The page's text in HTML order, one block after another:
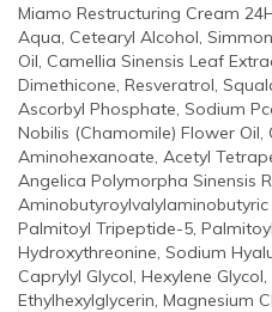
Miamo Restructuring Cream
Aqua, Cetearyl Alcohol,
Oil, Camellia Sinensis Leaf
Dimethicone, Resveratrol,
Ascorbyl Phosphate, Sodium
Nobilis (Chamomile) Flower Oil,
Aminohexanoate, Acetyl
Angelica Polymorpha Sinensis
Palmitoyl Tripeptide-5,
Hydroxythreonine, Sodium
Caprylyl Glycol, Hexylene
Ethylhexylglycerin, Magnesium